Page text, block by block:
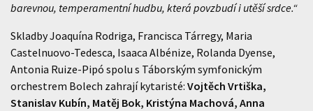
barevnou, temperamentní hudbu, která povzbudí i utěší srdce.“
Skladby Joaquína Rodriga, Francisca Tárregy, Maria
Castelnuovo-Tedesca, Isaaca Albénize, Rolanda Dyense,
Antonia Ruize-Pipó spolu s Táborským symfonickým
orchestrem Bolech zahrají kytaristé: Vojtěch Vrtiška,
Stanislav Kubín, Matěj Bok, Kristýna Machová, Anna